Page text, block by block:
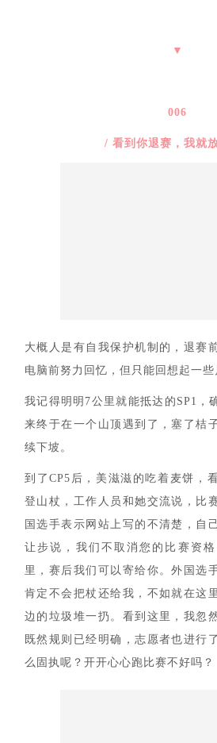
比
观
察
装
备
我记得明明7公里就能抵达的SP1，
到了CP5后，美滋滋的吃着麦饼，
登山杖，工作人员和她交流说，比
国选手表示网站上写的不清楚，自
让步说，我们不取消您的比赛资
里，赛后我们可以寄给你。外国选
肯定不会把杖还给我，不如就在这
边的垃圾堆一扔。看到这里，我忽